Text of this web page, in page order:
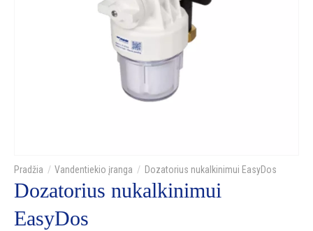
Vandentiekio įranga Dozatorius nukalkinimui EasyDos
Dozatorius nukalkinimui
EasyDos